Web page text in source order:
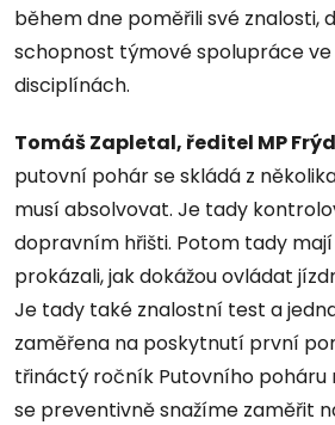
během dne poměřili své znalosti,
schopnost týmové spolupráce
disciplínách.
Tomáš Zapletal, ředitel MP
putovní pohár se skládá z
musí absolvovat. Je tady
dopravním hřišti. Potom tady
prokázali, jak dokážou ovládat
Je tady také znalostní test a
zaměřena na poskytnutí první
třináctý ročník Putovního poháru
se preventivně snažíme zaměřit